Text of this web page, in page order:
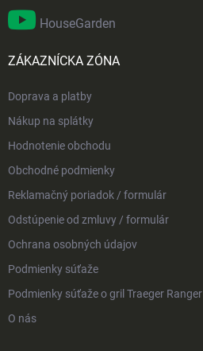
HouseGarden
ZÁKAZNÍCKA ZÓNA
Doprava a platby
Nákup na splátky
Hodnotenie obchodu
Obchodné podmienky
Reklamačný poriadok / formulár
Odstúpenie od zmluvy / formulár
Ochrana osobných údajov
Podmienky súťaže
Podmienky súťaže o gril Traeger Ranger
O nás